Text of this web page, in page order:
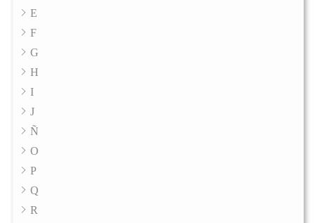
E
F
G
H
I
J
Ñ
O
P
Q
R